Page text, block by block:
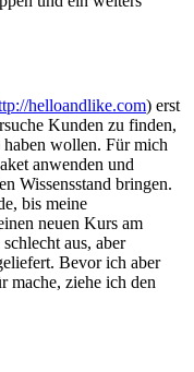
helloandlike.com) erst
Kunden zu finden,
haben wollen. Für mich
anwenden und
Wissensstand bringen.
bis meine
neuen Kurs am
aus, aber
Bevor ich aber
mache, ziehe ich den